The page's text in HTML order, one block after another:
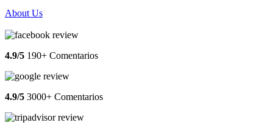
About Us
4.9/5 190+ Comentarios
4.9/5 3000+ Comentarios